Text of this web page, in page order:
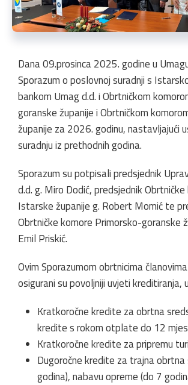
Dana 09.prosinca 2025. godine u
Sporazum o poslovnoj suradnji s
bankom Umag d.d. i Obrtničkom
goranske županije i Obrtničkom
županije za 2026. godinu, nastavljajući
suradnju iz prethodnih godina.
Sporazum su potpisali predsjednik
d.d. g. Miro Dodić, predsjednik
Istarske županije g. Robert Momić te
Obrtničke komore Primorsko-goranske
Emil Priskić.
Ovim Sporazumom obrtnicima
osigurani su povoljniji uvjeti kreditiranja,
Kratkoročne kredite za obrtna
kredite s rokom otplate do 12
Kratkoročne kredite za pripremu
Dugoročne kredite za trajna
godina), nabavu opreme (do 7